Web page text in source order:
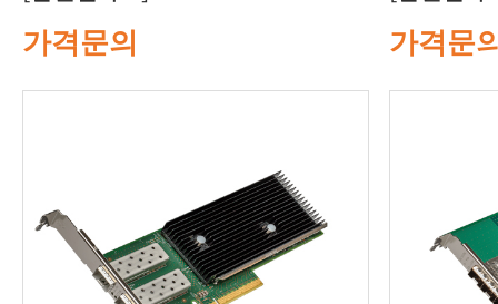
가격문의 가격문